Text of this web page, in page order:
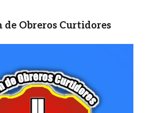
de Obreros Curtidores